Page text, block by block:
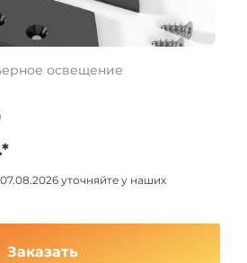
освещение
уточняйте у наших
Заказать